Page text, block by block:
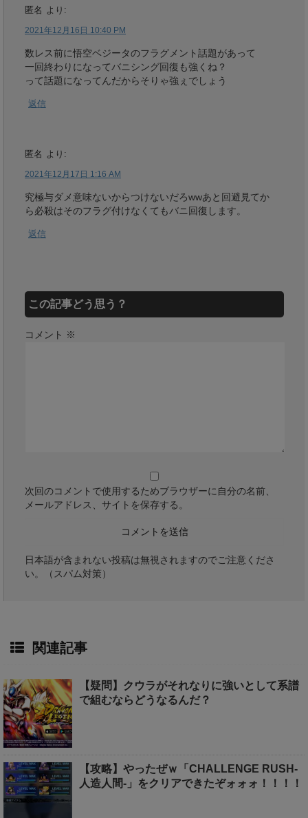
匿名 より:
2021年12月16日 10:40 PM
数レス前に悟空ベジータのフラグメント話題があって
一回終わりになってバニシング回復も強くね？
って話題になってんだからそりゃ強ぇでしょう
返信
匿名 より:
2021年12月17日 1:16 AM
究極与ダメ意味ないからつけないだろwwあと回避見てか
ら必殺はそのフラグ付けなくてもバニ回復します。
返信
この記事どう思う？
コメント ※
次回のコメントで使用するためブラウザーに自分の名前、
メールアドレス、サイトを保存する。
日本語が含まれない投稿は無視されますのでご注意くださ
い。（スパム対策）
関連記事
【疑問】クウラがそれなりに強いとして系譜
で組むならどうなるんだ？
【攻略】やったぜｗ「CHALLENGE RUSH-
人造人間-」をクリアできたぞォォォ！！！！